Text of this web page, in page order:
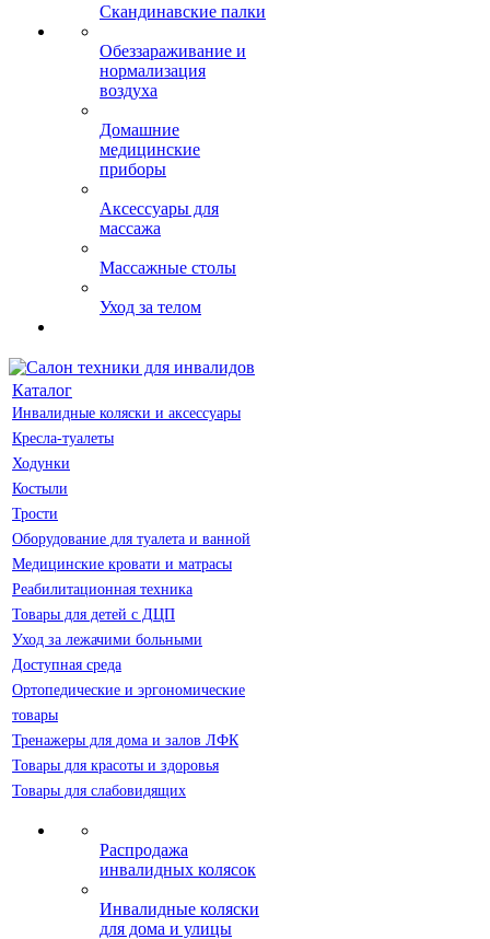
Скандинавские палки
Обеззараживание и
нормализация
воздуха
Домашние
медицинские
приборы
Аксессуары для
массажа
Массажные столы
Уход за телом
Каталог
Инвалидные коляски и аксессуары
Кресла-туалеты
Ходунки
Костыли
Трости
Оборудование для туалета и ванной
Медицинские кровати и матрасы
Реабилитационная техника
Товары для детей с ДЦП
Уход за лежачими больными
Доступная среда
Ортопедические и эргономические
товары
Тренажеры для дома и залов ЛФК
Товары для красоты и здоровья
Товары для слабовидящих
Распродажа
инвалидных колясок
Инвалидные коляски
для дома и улицы